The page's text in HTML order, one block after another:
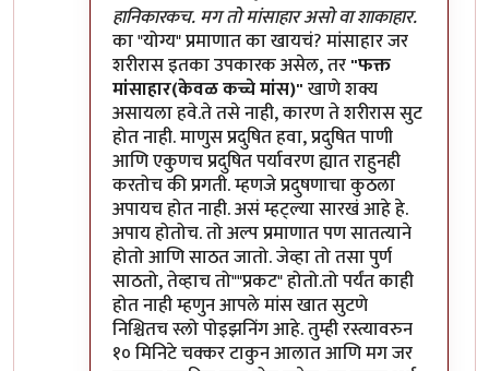
हानिकारकच. मग तो मांसाहार असो वा शाकाहार.
का "योग्य" प्रमाणात का खायचं? मांसाहार जर
शरीरास इतका उपकारक असेल, तर"फक्त
मांसाहार(केवळ कच्चे मांस)"खाणे शक्य
असायला हवे.ते तसे नाही, कारण ते शरीरास सुट
होत नाही. माणुस प्रदुषित हवा, प्रदुषित पाणी
आणि एकुणच प्रदुषित पर्यावरण ह्यात राहुनही
करतोच की प्रगती. म्हणजे प्रदुषणाचा कुठला
अपायच होत नाही. असं म्हट्ल्या सारखं आहे हे.
अपाय होतोच. तो अल्प प्रमाणात पण सातत्याने
होतो आणि साठत जातो. जेव्हा तो तसा पुर्ण
साठतो, तेव्हाच तो""प्रकट" होतो.तो पर्यंत काही
होत नाही म्हणुन आपले मांस खात सुटणे
निश्चितच स्लो पोइझनिंग आहे. तुम्ही रस्त्यावरुन
१० मिनिटे चक्कर टाकुन आलात आणि मग जर